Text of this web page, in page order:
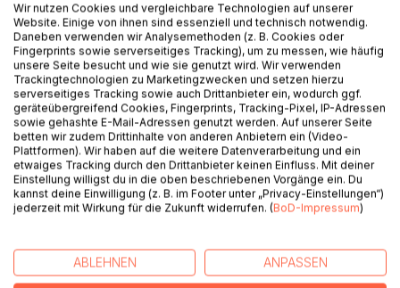
BESCHREIBUNG
Die Autoren Lag Sag und Cheng Chel Chlopher haben sich
unters Partyvolk gemischt und bei abgefahrenen Witze-
Battles lustige, fiese und abartige Witze eingesammelt und
von ihren Homies nochmal raten lassen. Lachen garantiert!
AUTOR/IN
PRESSESTIMMEN
Wir nutzen Cookies und vergleichbare Technologien auf unserer
Website. Einige von ihnen sind essenziell und technisch notwendig.
Daneben verwenden wir Analysemethoden (z. B. Cookies oder
Fingerprints sowie serverseitiges Tracking), um zu messen, wie häufig
unsere Seite besucht und wie sie genutzt wird. Wir verwenden
Trackingtechnologien zu Marketingzwecken und setzen hierzu
serverseitiges Tracking sowie auch Drittanbieter ein, wodurch ggf.
geräteübergreifend Cookies, Fingerprints, Tracking-Pixel, IP-Adressen
sowie gehashte E-Mail-Adressen genutzt werden. Auf unserer Seite
betten wir zudem Drittinhalte von anderen Anbietern ein (Video-
Plattformen). Wir haben auf die weitere Datenverarbeitung und ein
etwaiges Tracking durch den Drittanbieter keinen Einfluss. Mit deiner
Einstellung willigst du in die oben beschriebenen Vorgänge ein. Du
kannst deine Einwilligung (z. B. im Footer unter „Privacy-Einstellungen“)
jederzeit mit Wirkung für die Zukunft widerrufen. (BoD-Impressum)
ABLEHNEN ANPASSEN